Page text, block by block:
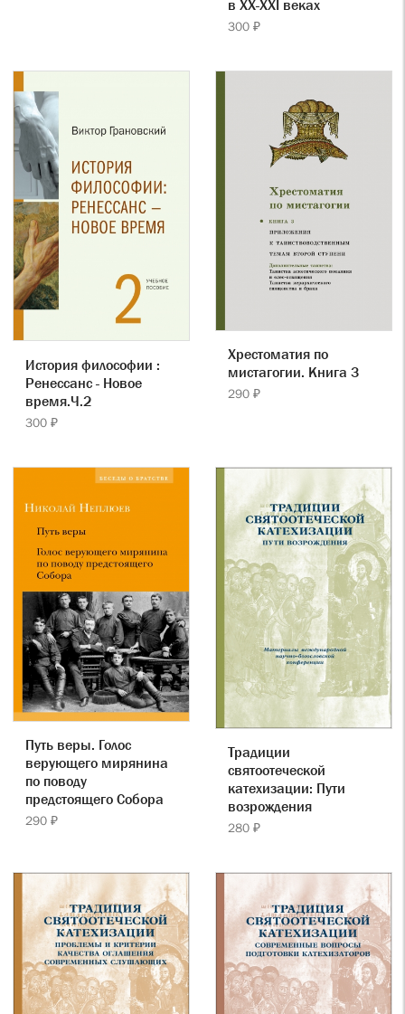
в ХХ-ХХI веках
300 ₽
История философии :
Ренессанс - Новое
время.Ч.2
300 ₽
Хрестоматия по
мистагогии. Книга 3
290 ₽
Путь веры. Голос
верующего мирянина
по поводу
предстоящего Собора
290 ₽
Традиции
святоотеческой
катехизации: Пути
возрождения
280 ₽